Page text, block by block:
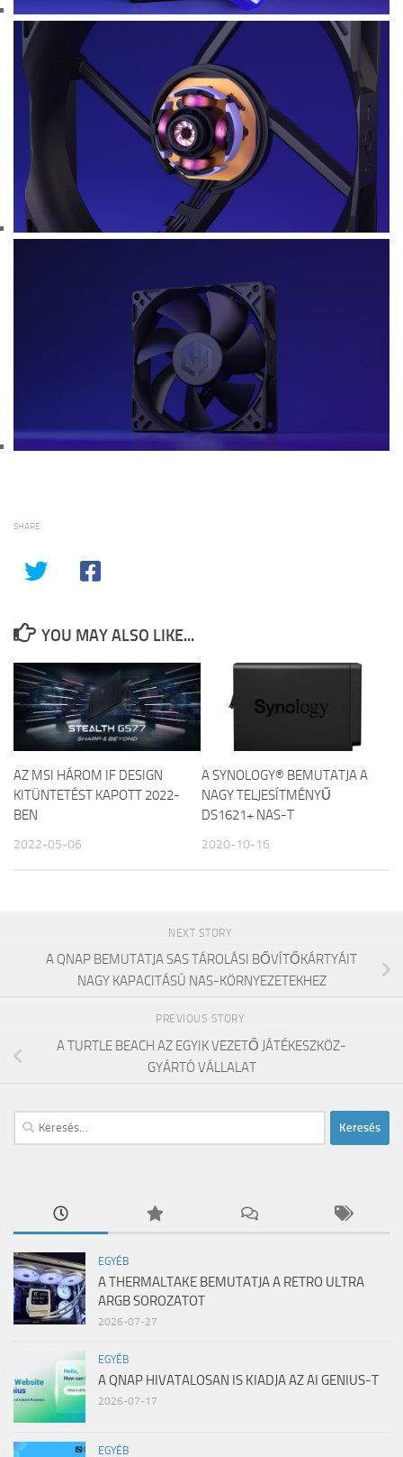
SHARE
YOU MAY ALSO LIKE...
AZ MSI HÁROM IF DESIGN
KITÜNTETÉST KAPOTT 2022-
BEN
2022-05-06
A SYNOLOGY® BEMUTATJA A
NAGY TELJESÍTMÉNYŰ
DS1621+ NAS-T
2020-10-16
NEXT STORY
A QNAP BEMUTATJA SAS TÁROLÁSI BŐVÍTŐKÁRTYÁIT
NAGY KAPACITÁSÚ NAS-KÖRNYEZETEKHEZ
PREVIOUS STORY
A TURTLE BEACH AZ EGYIK VEZETŐ JÁTÉKESZKÖZ-
GYÁRTÓ VÁLLALAT
Keresés:
EGYÉB
A THERMALTAKE BEMUTATJA A RETRO ULTRA
ARGB SOROZATOT
2026-07-27
EGYÉB
A QNAP HIVATALOSAN IS KIADJA AZ AI GENIUS-T
2026-07-17
EGYÉB